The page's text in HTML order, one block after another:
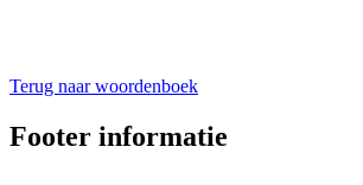
Terug naar woordenboek
Footer informatie